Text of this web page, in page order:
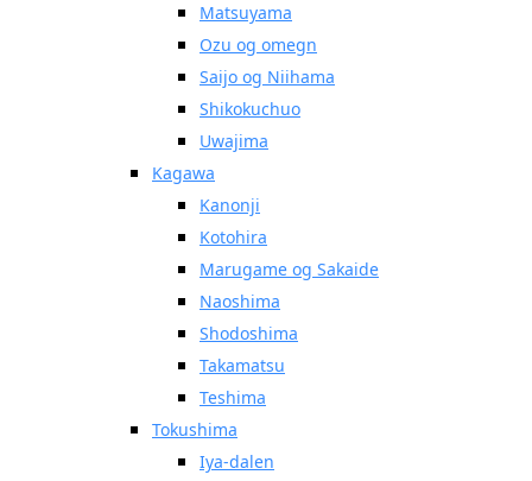
Matsuyama
Ozu og omegn
Saijo og Niihama
Shikokuchuo
Uwajima
Kagawa
Kanonji
Kotohira
Marugame og Sakaide
Naoshima
Shodoshima
Takamatsu
Teshima
Tokushima
Iya-dalen